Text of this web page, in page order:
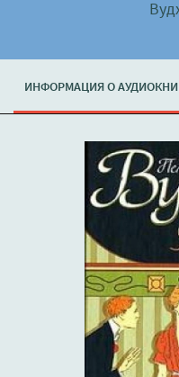
ИНФОРМАЦИЯ О